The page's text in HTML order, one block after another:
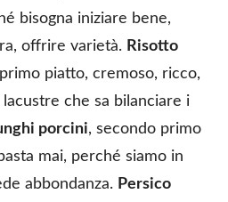
bisogna iniziare bene,
offrire varietà. Risotto
piatto, cremoso, ricco,
che sa bilanciare i
porcini, secondo primo
mai, perché siamo in
abbondanza. Persico